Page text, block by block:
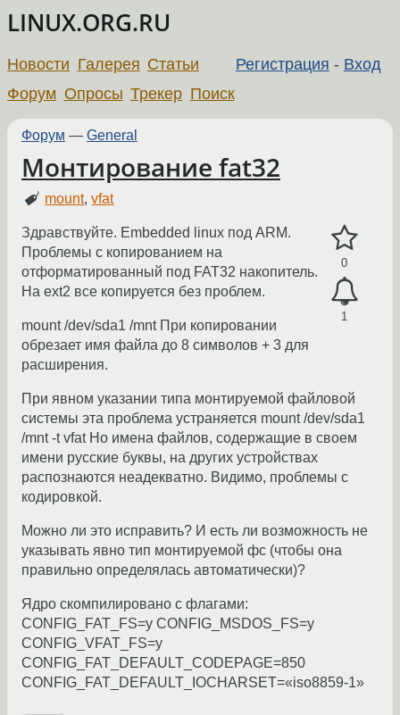
LINUX.ORG.RU
Регистрация - Вход
Новости Галерея Статьи
Форум Опросы Трекер Поиск
Форум — General
Монтирование fat32
mount,vfat
0
1
Здравствуйте. Embedded linux под ARM.
Проблемы с копированием на
отформатированный под FAT32 накопитель.
На ext2 все копируется без проблем.
mount /dev/sda1 /mnt При копировании
обрезает имя файла до 8 символов + 3 для
расширения.
При явном указании типа монтируемой файловой
системы эта проблема устраняется mount /dev/sda1
/mnt -t vfat Но имена файлов, содержащие в своем
имени русские буквы, на других устройствах
распознаются неадекватно. Видимо, проблемы с
кодировкой.
Можно ли это исправить? И есть ли возможность не
указывать явно тип монтируемой фс (чтобы она
правильно определялась автоматически)?
Ядро скомпилировано с флагами:
CONFIG_FAT_FS=y CONFIG_MSDOS_FS=y
CONFIG_VFAT_FS=y
CONFIG_FAT_DEFAULT_CODEPAGE=850
CONFIG_FAT_DEFAULT_IOCHARSET=«iso8859-1»